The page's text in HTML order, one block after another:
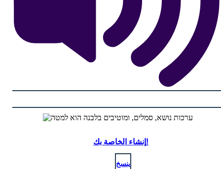
إنشاء الخاصة بك!
ينسخ